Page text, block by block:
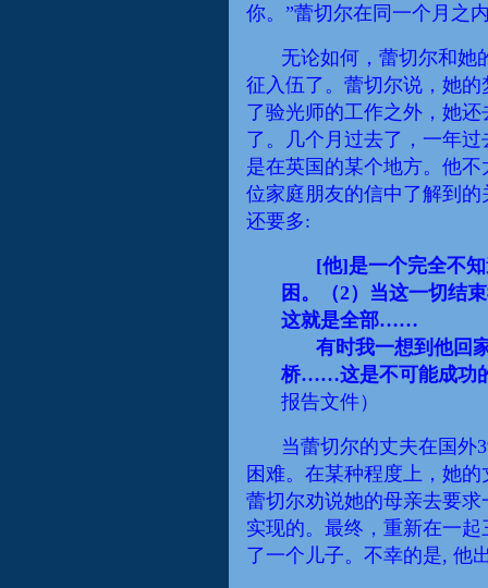
你。”蕾切尔在同一个月之
无论如何，蕾切尔和她
征入伍了。蕾切尔说，她
了验光师的工作之外，她
了。几个月过去了，一年
是在英国的某个地方。他不
位家庭朋友的信中了解到
还要多:
[他]是一个完全不
困。（2）当这一切结
这就是全部……
有时我一想到他回
桥……这是不可能成功
报告文件）
当蕾切尔的丈夫在国外
困难。在某种程度上，她
蕾切尔劝说她的母亲去要求
实现的。最终，重新在一
了一个儿子。不幸的是, 他